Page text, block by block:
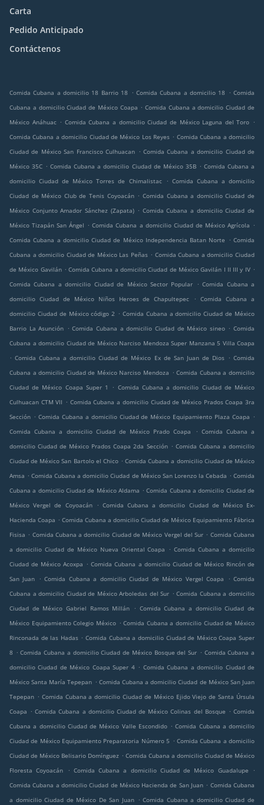
Carta
Pedido Anticipado
Contáctenos
Comida Cubana a domicilio 18 Barrio 18 . Comida Cubana a domicilio 18 . Comida
Cubana a domicilio Ciudad de México Coapa . Comida Cubana a domicilio Ciudad de
México Anáhuac . Comida Cubana a domicilio Ciudad de México Laguna del Toro .
Comida Cubana a domicilio Ciudad de México Los Reyes . Comida Cubana a domicilio
Ciudad de México San Francisco Culhuacan . Comida Cubana a domicilio Ciudad de
México 35C . Comida Cubana a domicilio Ciudad de México 35B . Comida Cubana a
domicilio Ciudad de México Torres de Chimalistac
. Comida Cubana a domicilio
Ciudad de México Club de Tenis Coyoacán . Comida Cubana a domicilio Ciudad de
México Conjunto Amador Sánchez (Zapata) . Comida Cubana a domicilio Ciudad de
México Tizapán San Ángel . Comida Cubana a domicilio Ciudad de México Agrícola .
Comida Cubana a domicilio Ciudad de México Independencia Batan Norte
. Comida
Cubana a domicilio Ciudad de México Las Peñas . Comida Cubana a domicilio Ciudad
de México Gavilán . Comida Cubana a domicilio Ciudad de México Gavilán I II III y IV .
Comida Cubana a domicilio Ciudad de México Sector Popular
. Comida Cubana a
domicilio Ciudad de México Niños Heroes de Chapultepec
. Comida Cubana a
domicilio Ciudad de México código 2 . Comida Cubana a domicilio Ciudad de México
Barrio La Asunción . Comida Cubana a domicilio Ciudad de México sineo . Comida
Cubana a domicilio Ciudad de México Narciso Mendoza Super Manzana 5 Villa Coapa
. Comida Cubana a domicilio Ciudad de México Ex de San Juan de Dios . Comida
Cubana a domicilio Ciudad de México Narciso Mendoza . Comida Cubana a domicilio
Ciudad de México Coapa Super 1
. Comida Cubana a domicilio Ciudad de México
Culhuacan CTM VII . Comida Cubana a domicilio Ciudad de México Prados Coapa 3ra
Sección . Comida Cubana a domicilio Ciudad de México Equipamiento Plaza Coapa .
Comida Cubana a domicilio Ciudad de México Prado Coapa
. Comida Cubana a
domicilio Ciudad de México Prados Coapa 2da Sección . Comida Cubana a domicilio
Ciudad de México San Bartolo el Chico . Comida Cubana a domicilio Ciudad de México
Amsa . Comida Cubana a domicilio Ciudad de México San Lorenzo la Cebada . Comida
Cubana a domicilio Ciudad de México Aldama . Comida Cubana a domicilio Ciudad de
México Vergel de Coyoacán
. Comida Cubana a domicilio Ciudad de México Ex-
Hacienda Coapa . Comida Cubana a domicilio Ciudad de México Equipamiento Fábrica
Fisisa . Comida Cubana a domicilio Ciudad de México Vergel del Sur . Comida Cubana
a domicilio Ciudad de México Nueva Oriental Coapa
. Comida Cubana a domicilio
Ciudad de México Acoxpa . Comida Cubana a domicilio Ciudad de México Rincón de
San Juan
. Comida Cubana a domicilio Ciudad de México Vergel Coapa . Comida
Cubana a domicilio Ciudad de México Arboledas del Sur . Comida Cubana a domicilio
Ciudad de México Gabriel Ramos Millán
. Comida Cubana a domicilio Ciudad de
México Equipamiento Colegio México . Comida Cubana a domicilio Ciudad de México
Rinconada de las Hadas . Comida Cubana a domicilio Ciudad de México Coapa Super
8 . Comida Cubana a domicilio Ciudad de México Bosque del Sur . Comida Cubana a
domicilio Ciudad de México Coapa Super 4 . Comida Cubana a domicilio Ciudad de
México Santa María Tepepan . Comida Cubana a domicilio Ciudad de México San Juan
Tepepan . Comida Cubana a domicilio Ciudad de México Ejido Viejo de Santa Úrsula
Coapa . Comida Cubana a domicilio Ciudad de México Colinas del Bosque . Comida
Cubana a domicilio Ciudad de México Valle Escondido . Comida Cubana a domicilio
Ciudad de México Equipamiento Preparatoria Número 5 . Comida Cubana a domicilio
Ciudad de México Belisario Domínguez . Comida Cubana a domicilio Ciudad de México
Floresta Coyoacán
. Comida Cubana a domicilio Ciudad de México Guadalupe
.
Comida Cubana a domicilio Ciudad de México Hacienda de San Juan . Comida Cubana
a domicilio Ciudad de México De San Juan . Comida Cubana a domicilio Ciudad de